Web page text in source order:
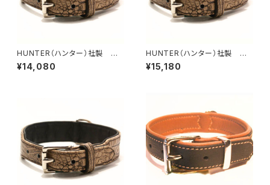
HUNTER（ハンター）社製 犬
用クロコダイルレザー首輪 55
サイズ
¥14,080
HUNTER（ハンター）社製 犬
用クロコダイルレザー首輪 60
サイズ
¥15,180